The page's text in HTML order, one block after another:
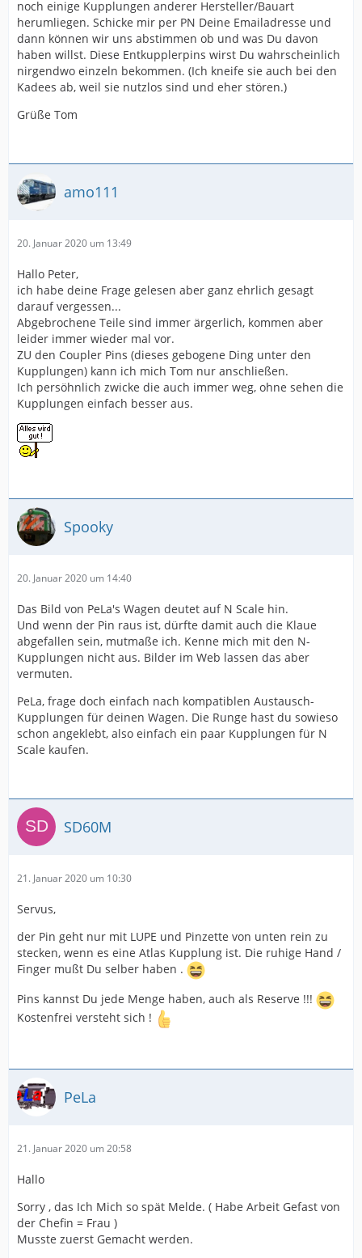
noch einige Kupplungen anderer Hersteller/Bauart
herumliegen. Schicke mir per PN Deine Emailadresse und
dann können wir uns abstimmen ob und was Du davon
haben willst. Diese Entkupplerpins wirst Du wahrscheinlich
nirgendwo einzeln bekommen. (Ich kneife sie auch bei den
Kadees ab, weil sie nutzlos sind und eher stören.)
Grüße Tom
amo111
20. Januar 2020 um 13:49
Hallo Peter,
ich habe deine Frage gelesen aber ganz ehrlich gesagt
darauf vergessen...
Abgebrochene Teile sind immer ärgerlich, kommen aber
leider immer wieder mal vor.
ZU den Coupler Pins (dieses gebogene Ding unter den
Kupplungen) kann ich mich Tom nur anschließen.
Ich persöhnlich zwicke die auch immer weg, ohne sehen die
Kupplungen einfach besser aus.
Spooky
20. Januar 2020 um 14:40
Das Bild von PeLa's Wagen deutet auf N Scale hin.
Und wenn der Pin raus ist, dürfte damit auch die Klaue
abgefallen sein, mutmaße ich. Kenne mich mit den N-
Kupplungen nicht aus. Bilder im Web lassen das aber
vermuten.
PeLa, frage doch einfach nach kompatiblen Austausch-
Kupplungen für deinen Wagen. Die Runge hast du sowieso
schon angeklebt, also einfach ein paar Kupplungen für N
Scale kaufen.
SD60M
21. Januar 2020 um 10:30
Servus,
der Pin geht nur mit LUPE und Pinzette von unten rein zu
stecken, wenn es eine Atlas Kupplung ist. Die ruhige Hand /
Finger mußt Du selber haben .
Pins kannst Du jede Menge haben, auch als Reserve !!!
Kostenfrei versteht sich !
PeLa
21. Januar 2020 um 20:58
Hallo
Sorry , das Ich Mich so spät Melde. ( Habe Arbeit Gefast von
der Chefin = Frau )
Musste zuerst Gemacht werden.